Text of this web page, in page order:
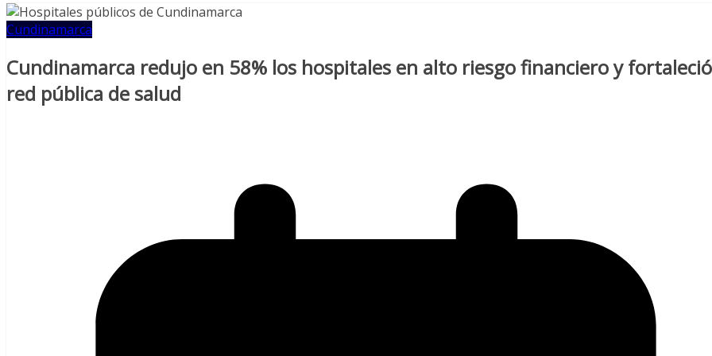
Cundinamarca
Cundinamarca redujo en 58% los hospitales en alto riesgo financiero y
red pública de salud